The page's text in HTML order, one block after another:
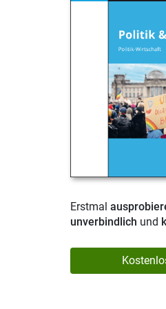
Erstmal
unverbindlich und